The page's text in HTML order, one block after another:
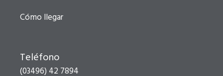
Cómo llegar
Teléfono
(03496) 42 7894